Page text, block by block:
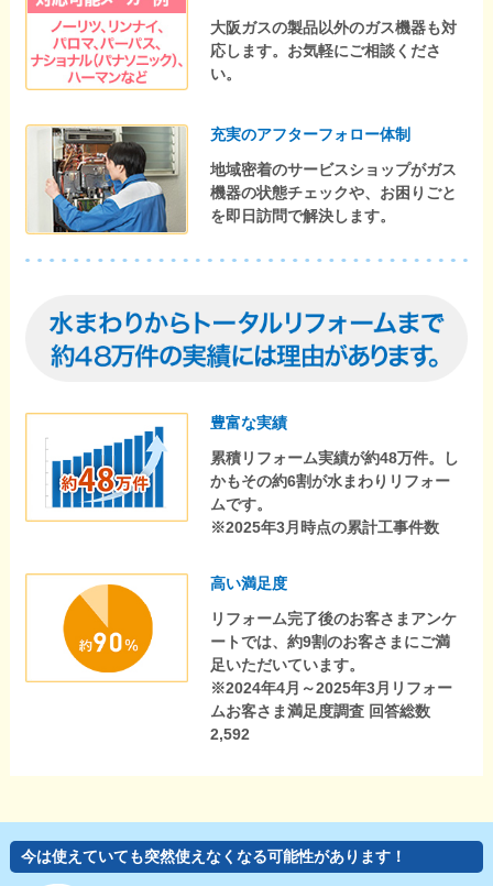
大阪ガスの製品以外のガス機器も対
応します。お気軽にご相談くださ
い。
充実のアフターフォロー体制
地域密着のサービスショップがガス
機器の状態チェックや、お困りごと
を即日訪問で解決します。
豊富な実績
累積リフォーム実績が約48万件。し
かもその約6割が水まわりリフォー
ムです。
※2025年3月時点の累計工事件数
高い満足度
リフォーム完了後のお客さまアンケ
ートでは、約9割のお客さまにご満
足いただいています。
※2024年4月～2025年3月リフォー
ムお客さま満足度調査 回答総数
2,592
今は使えていても突然使えなくなる可能性があります！